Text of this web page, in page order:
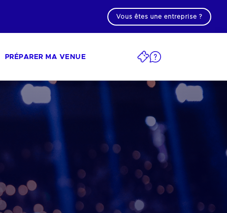
Vous êtes une entreprise ?
PRÉPARER MA VENUE